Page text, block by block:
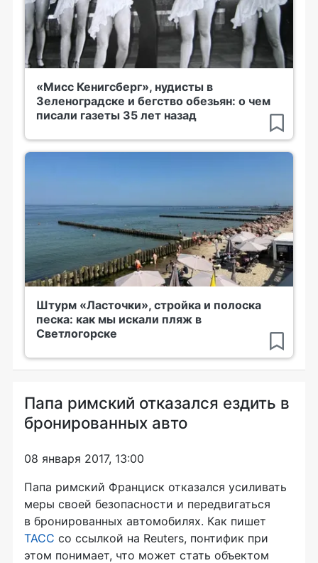
«Мисс Кенигсберг», нудисты в
Зеленоградске и бегство обезьян: о чем
писали газеты 35 лет назад
Штурм «Ласточки», стройка и полоска
песка: как мы искали пляж в
Светлогорске
Папа римский отказался ездить в
бронированных авто
08 января 2017, 13:00
Папа римский Франциск отказался усиливать
меры своей безопасности и передвигаться
в бронированных автомобилях. Как пишет
ТАСС со ссылкой на Reuters, понтифик при
этом понимает, что может стать объектом